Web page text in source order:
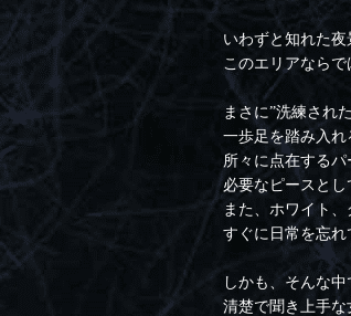
いわずと知れた
このエリアなら
まさに”洗練され
一歩足を踏み入れ
所々に点在する
必要なピースと
また、ホワイト
すぐに日常を忘れ
しかも、そんな
清楚で聞き上手